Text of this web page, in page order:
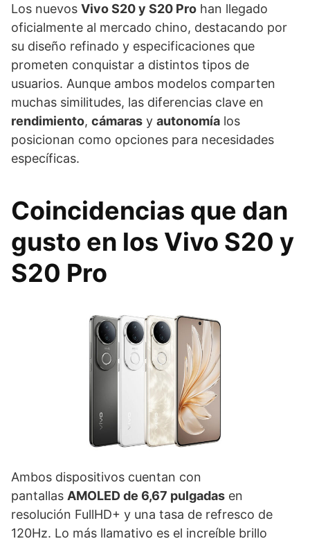
Los nuevos Vivo S20 y S20 Pro han llegado
oficialmente al mercado chino, destacando por
su diseño refinado y especificaciones que
prometen conquistar a distintos tipos de
usuarios. Aunque ambos modelos comparten
muchas similitudes, las diferencias clave en
rendimiento, cámaras y autonomía los
posicionan como opciones para necesidades
específicas.
Coincidencias que dan
gusto en los Vivo S20 y
S20 Pro
Ambos dispositivos cuentan con
pantallas AMOLED de 6,67 pulgadas en
resolución FullHD+ y una tasa de refresco de
120Hz. Lo más llamativo es el increíble brillo